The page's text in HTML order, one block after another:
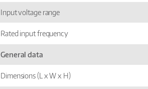
Input voltage range
Rated input frequency
General data
Dimensions (L x W x H)